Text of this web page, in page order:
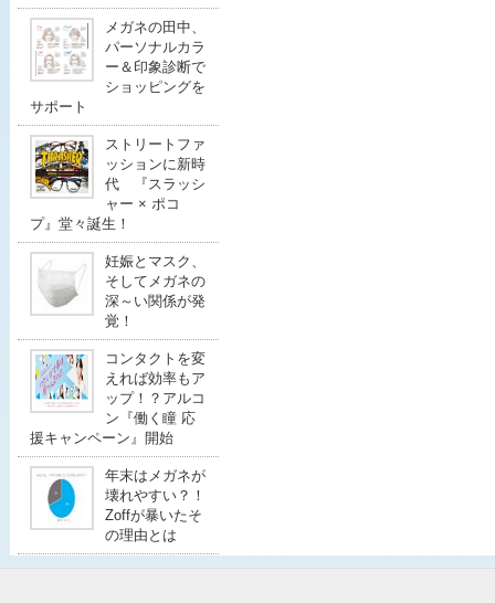
メガネの田中、
パーソナルカラ
ー＆印象診断で
ショッピングを
サポート
ストリートファ
ッションに新時
代 『スラッシ
ャー × ポコ
プ』堂々誕生！
妊娠とマスク、
そしてメガネの
深～い関係が発
覚！
コンタクトを変
えれば効率もア
ップ！？アルコ
ン『働く瞳 応
援キャンペーン』開始
年末はメガネが
壊れやすい？！
Zoffが暴いたそ
の理由とは